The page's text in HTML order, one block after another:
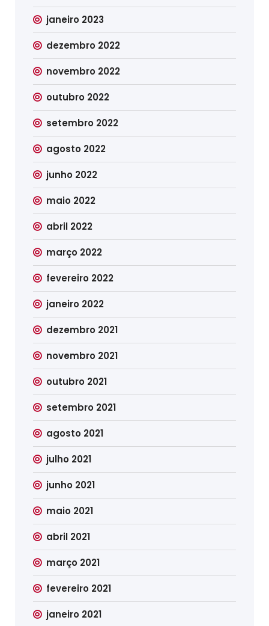
janeiro 2023
dezembro 2022
novembro 2022
outubro 2022
setembro 2022
agosto 2022
junho 2022
maio 2022
abril 2022
março 2022
fevereiro 2022
janeiro 2022
dezembro 2021
novembro 2021
outubro 2021
setembro 2021
agosto 2021
julho 2021
junho 2021
maio 2021
abril 2021
março 2021
fevereiro 2021
janeiro 2021